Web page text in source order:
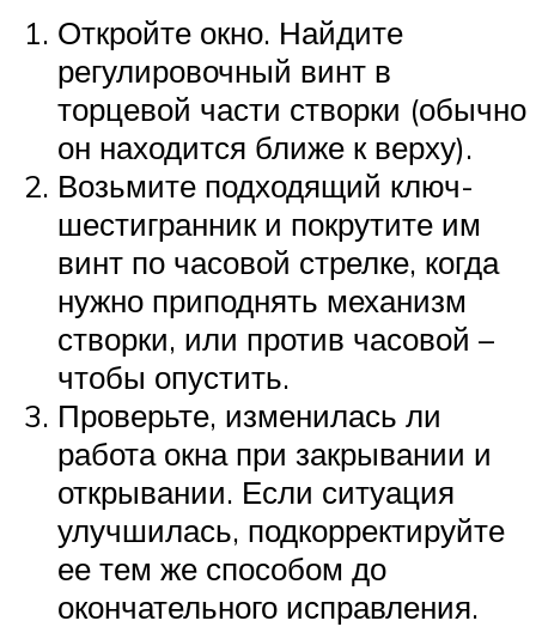
Откройте окно. Найдите
регулировочный винт в
торцевой части створки (обычно
он находится ближе к верху).
Возьмите подходящий ключ-
шестигранник и покрутите им
винт по часовой стрелке, когда
нужно приподнять механизм
створки, или против часовой –
чтобы опустить.
Проверьте, изменилась ли
работа окна при закрывании и
открывании. Если ситуация
улучшилась, подкорректируйте
ее тем же способом до
окончательного исправления.